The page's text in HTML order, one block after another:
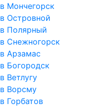
в Мончегорск
в Островной
в Полярный
в Снежногорск
в Арзамас
в Богородск
в Ветлугу
в Ворсму
в Горбатов